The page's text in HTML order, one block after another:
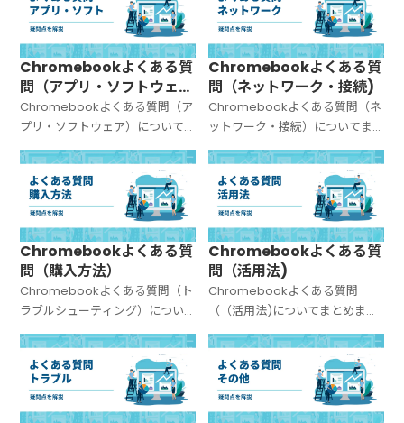
Chromebookよくある質
問（アプリ・ソフトウェ
ア）
Chromebookよくある質問（ア
プリ・ソフトウェア）について
まとめました。
Chromebookよくある質
問（ネットワーク・接続)
Chromebookよくある質問（ネ
ットワーク・接続）についてま
とめました。
Chromebookよくある質
問（購入方法）
Chromebookよくある質問（ト
ラブルシューティング）につい
てまとめました。
Chromebookよくある質
問（活用法)
Chromebookよくある質問
（（活用法)についてまとめまし
た。